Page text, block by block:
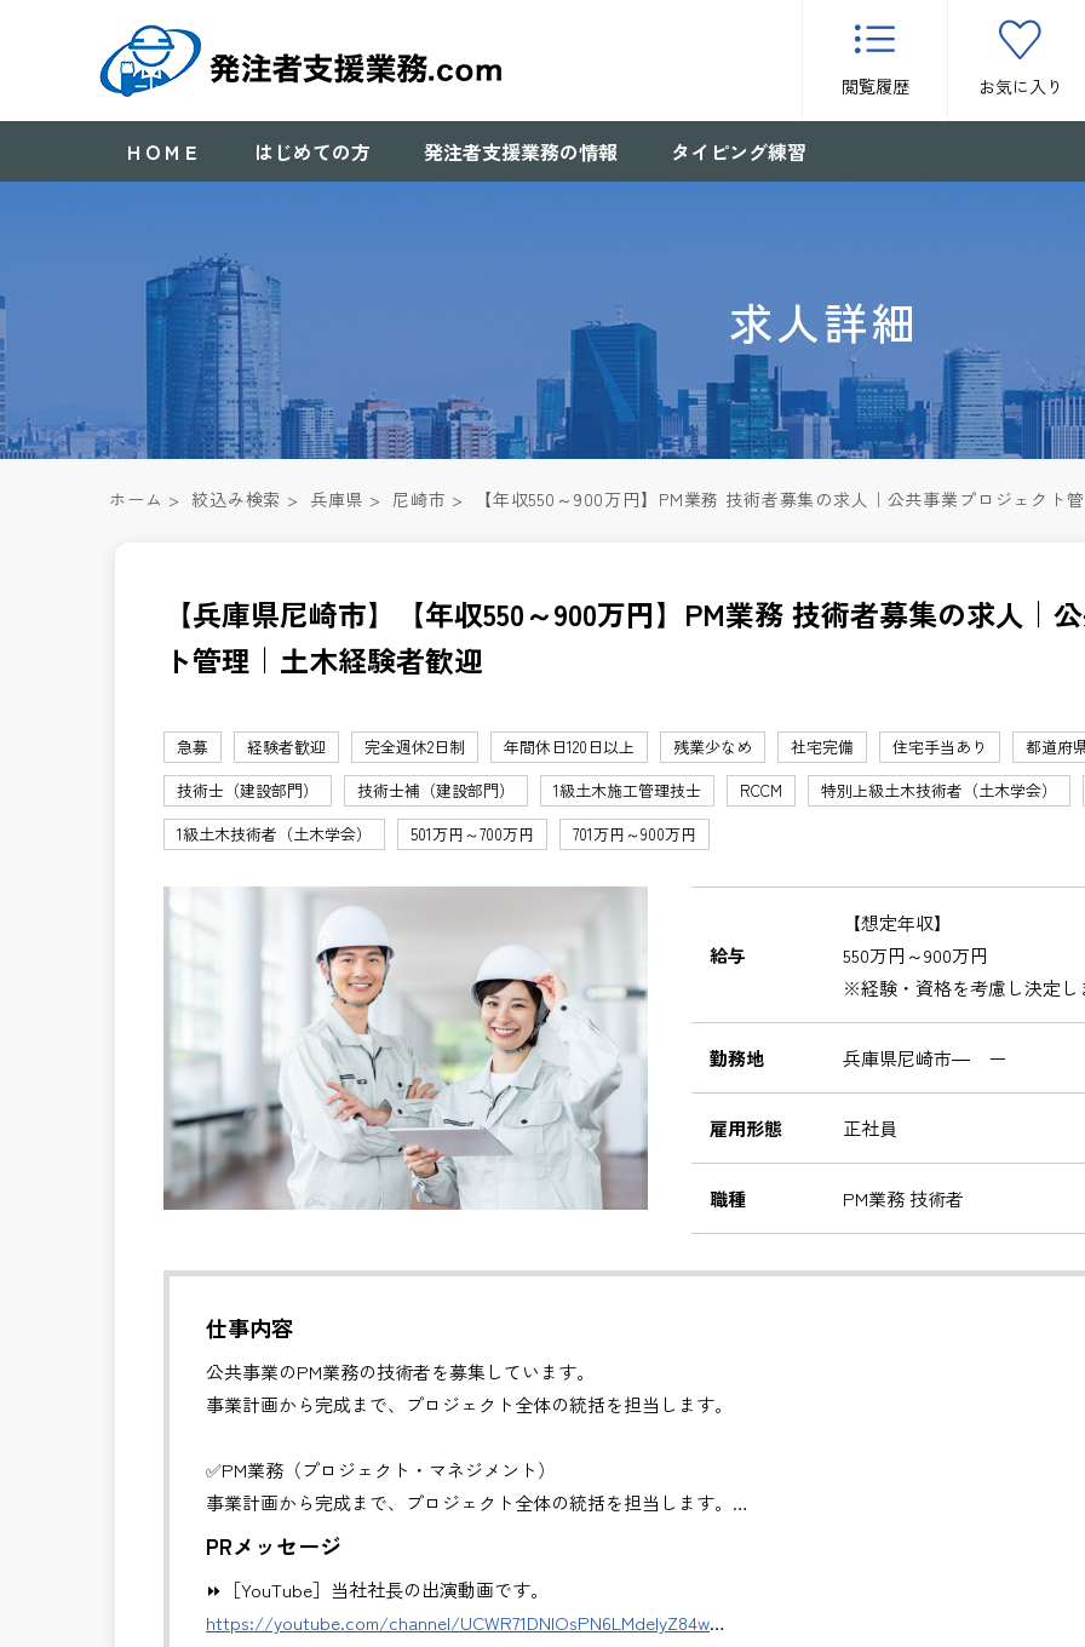
閲覧履歴 お気に入り
ＨＯＭＥ はじめての方 発注者支援業務の情報 タイピング練習
求人詳細
ホーム > 絞込み検索 > 兵庫県 > 尼崎市 > 【年収550～900万円】PM業務 技術者募集の求人｜公共事業プロジェクト
【兵庫県尼崎市】【年収550～900万円】PM業務 技術者募集の求人｜
ト管理｜土木経験者歓迎
急募 経験者歓迎 完全週休2日制 年間休日120日以上 残業少なめ 社宅完備 住宅手当あり
都道府
技術士（建設部門）
技術士補（建設部門） 1級土木施工管理技士 RCCM
特別上級土木技術者（土木学会）
1級土木技術者（土木学会）
501万円～700万円 701万円～900万円
給与
【想定年収】
550万円～900万円
※経験・資格を考慮し決定し
勤務地 兵庫県尼崎市― ー
雇用形態 正社員
職種 PM業務 技術者
仕事内容
公共事業のPM業務の技術者を募集しています。
事業計画から完成まで、プロジェクト全体の統括を担当します。
✅PM業務（プロジェクト・マネジメント）
事業計画から完成まで、プロジェクト全体の統括を担当します。
・全体スケジュール・事業費・リスクの管理
・CM・設計・施工フェーズの統合管理
・関係機関・住民・行政との合意形成支援
PRメッセージ
⏩［YouTube］当社社長の出演動画です。
https://youtube.com/channel/UCWR71DNlOsPN6LMdeIyZ84w